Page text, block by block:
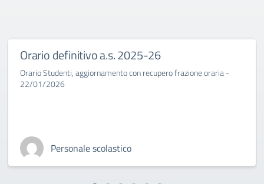
Orario definitivo a.s. 2025-26
Orario Studenti, aggiornamento con recupero frazione oraria -
22/01/2026
Personale scolastico